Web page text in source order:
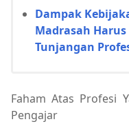
Dampak
Madrasah
Tunjangan
Faham Atas Profesi
Pengajar